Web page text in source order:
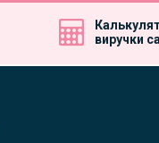
виручки